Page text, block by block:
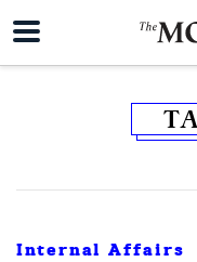
Internal Affairs